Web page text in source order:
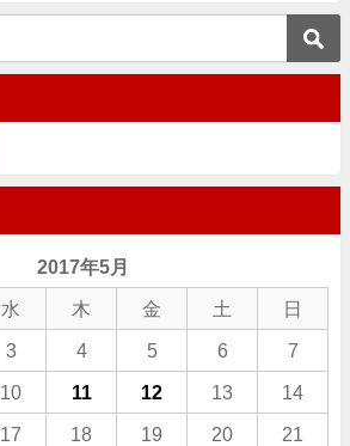
2017年5月
水 木 金 土 日
3 4 5 6 7
10 11 12 13 14
17 18 19 20 21